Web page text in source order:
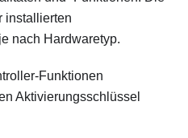
installierten
nach Hardwaretyp.
Funktionen
Aktivierungsschlüssel